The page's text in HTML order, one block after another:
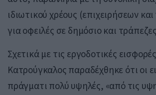
ιδιωτικού χρέους (επιχειρήσεων
για οφειλές σε δημόσιο και
Σχετικά με τις εργοδοτικές
Κατρούγκαλος παραδέχθηκε ότι οι
πράγματι πολύ υψηλές, «από τις